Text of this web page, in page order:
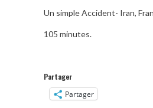
Un simple Accident- Iran,
105 minutes.
Partager
Partager